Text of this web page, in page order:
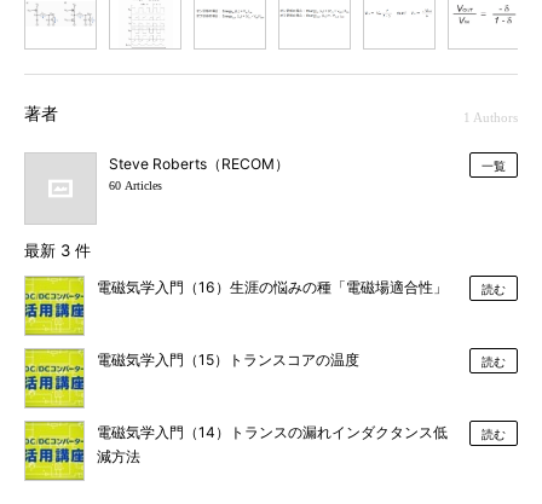
著者 1 Authors
Steve Roberts（RECOM）
60 Articles
一覧
最新 3 件
電磁気学入門（16）生涯の悩みの種「電磁場適合性」 読む
電磁気学入門（15）トランスコアの温度 読む
電磁気学入門（14）トランスの漏れインダクタンス低
減方法
読む